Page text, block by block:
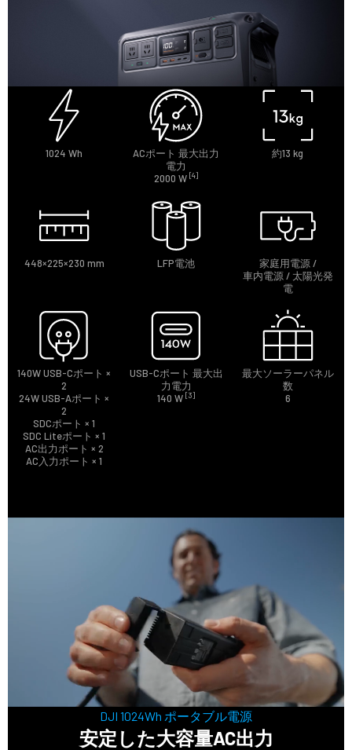
1024 Wh
ACポート 最大出力
電力
2000 W [4]
約13 kg
448×225×230 mm LFP電池
家庭用電源 /
車内電源 / 太陽光発
電
140W USB-Cポート ×
2
24W USB-Aポート ×
2
SDCポート × 1
SDC Liteポート × 1
AC出力ポート × 2
AC入力ポート × 1
USB-Cポート 最大出
力電力
140 W [3]
最大ソーラーパネル
数
6
DJI 1024Wh ポータブル電源
安定した大容量AC出力